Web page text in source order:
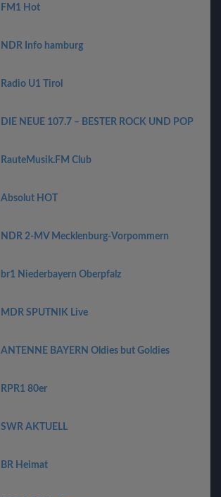
FM1 Hot
NDR Info hamburg
Radio U1 Tirol
DIE NEUE 107.7 – BESTER ROCK UND POP
RauteMusik.FM Club
Absolut HOT
NDR 2-MV Mecklenburg-Vorpommern
br1 Niederbayern Oberpfalz
MDR SPUTNIK Live
ANTENNE BAYERN Oldies but Goldies
RPR1 80er
SWR AKTUELL
BR Heimat